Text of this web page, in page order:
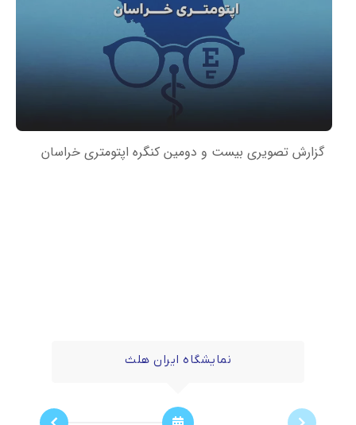
گزارش تصویری بیست و دومین کنگره اپتومتری خراسان
نمایشگاه ایران هلث